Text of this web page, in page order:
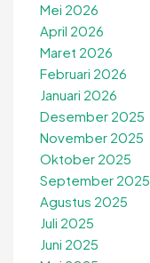
Mei 2026
April 2026
Maret 2026
Februari 2026
Januari 2026
Desember 2025
November 2025
Oktober 2025
September 2025
Agustus 2025
Juli 2025
Juni 2025